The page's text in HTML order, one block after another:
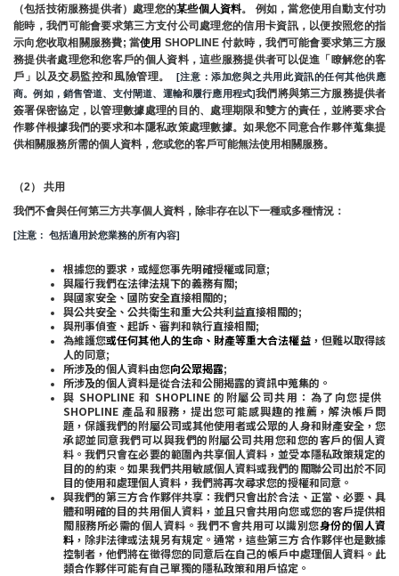
（包括技術服務提供者）處理您的某些個人資料。 例如，當您使用自動支付功
能時，我們可能會要求第三方支付公司處理您的信用卡資訊，以便按照您的指
示向您收取相關服務費; 當使用 SHOPLINE 付款時，我們可能會要求第三方服
務提供者處理您和您客戶的個人資料，這些服務提供者可以促進「瞭解您的客
戶」以及交易監控和風險管理。
[注意：添加您與之共用此資訊的任何其他供應
商。例如，銷售管道、支付閘道、運輸和履行應用程式]我們將與第三方服務提供者
簽署保密協定，以管理數據處理的目的、處理期限和雙方的責任，並將要求合
作夥伴根據我們的要求和本隱私政策處理數據。如果您不同意合作夥伴蒐集提
供相關服務所需的個人資料，您或您的客戶可能無法使用相關服務。
（2） 共用
我們不會與任何第三方共享個人資料，除非存在以下一種或多種情況：
[注意： 包括適用於您業務的所有內容]
根據您的要求，或經您事先明確授權或同意;
與履行我們在法律法規下的義務有關;
與國家安全、國防安全直接相關的;
與公共安全、公共衛生和重大公共利益直接相關的;
與刑事偵查、起訴、審判和執行直接相關;
為維護您或任何其他人的生命、財產等重大合法權益，但難以取得該
人的同意;
所涉及的個人資料由您向公眾揭露;
所涉及的個人資料是從合法和公開揭露的資訊中蒐集的。
與 SHOPLINE 和 SHOPLINE 的附屬公司共用：為了向您提供
SHOPLINE 產品和服務，提出您可能感興趣的推薦，解決帳戶問
題，保護我們的附屬公司或其他使用者或公眾的人身和財產安全，您
承認並同意我們可以與我們的附屬公司共用您和您的客戶的個人資
料。我們只會在必要的範圍內共享個人資料，並受本隱私政策規定的
目的的約束。如果我們共用敏感個人資料或我們的關聯公司出於不同
目的使用和處理個人資料，我們將再次尋求您的授權和同意。
與我們的第三方合作夥伴共享：我們只會出於合法、正當、必要、具
體和明確的目的共用個人資料，並且只會共用向您或您的客戶提供相
關服務所必需的個人資料。我們不會共用可以識別您身份的個人資
料 ，除非法律或法規另有規定。通常，這些第三方合作夥伴也是數據
控制者，他們將在徵得您的同意后在自己的帳戶中處理個人資料。此
類合作夥伴可能有自己單獨的隱私政策和用戶協定。